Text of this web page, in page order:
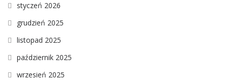
styczeń 2026
grudzień 2025
listopad 2025
październik 2025
wrzesień 2025